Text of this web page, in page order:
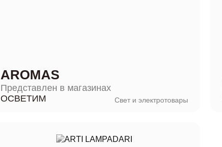
AROMAS
Представлен в магазинах
ОСВЕТИМ
Свет и электротовары